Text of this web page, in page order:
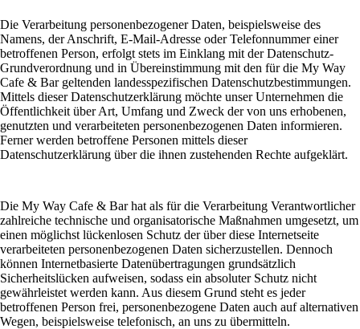
Die Verarbeitung personenbezogener Daten, beispielsweise des
Namens, der Anschrift, E-Mail-Adresse oder Telefonnummer einer
betroffenen Person, erfolgt stets im Einklang mit der Datenschutz-
Grundverordnung und in Übereinstimmung mit den für die My Way
Cafe & Bar geltenden landesspezifischen Datenschutzbestimmungen.
Mittels dieser Datenschutzerklärung möchte unser Unternehmen die
Öffentlichkeit über Art, Umfang und Zweck der von uns erhobenen,
genutzten und verarbeiteten personenbezogenen Daten informieren.
Ferner werden betroffene Personen mittels dieser
Datenschutzerklärung über die ihnen zustehenden Rechte aufgeklärt.
Die My Way Cafe & Bar hat als für die Verarbeitung Verantwortlicher
zahlreiche technische und organisatorische Maßnahmen umgesetzt, um
einen möglichst lückenlosen Schutz der über diese Internetseite
verarbeiteten personenbezogenen Daten sicherzustellen. Dennoch
können Internetbasierte Datenübertragungen grundsätzlich
Sicherheitslücken aufweisen, sodass ein absoluter Schutz nicht
gewährleistet werden kann. Aus diesem Grund steht es jeder
betroffenen Person frei, personenbezogene Daten auch auf alternativen
Wegen, beispielsweise telefonisch, an uns zu übermitteln.